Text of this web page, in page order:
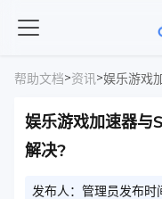
帮助文档>资讯>娱乐游戏
娱乐游戏加速器与
解决?
发布人：管理员发布时